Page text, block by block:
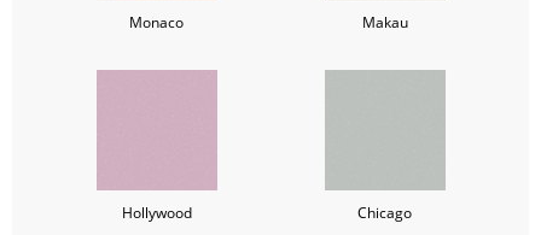
Monaco Makau
Hollywood Chicago